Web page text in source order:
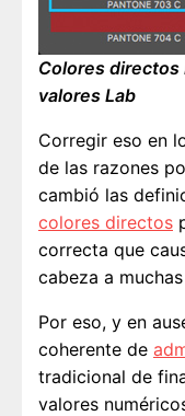
Colores
valores Lab
Corregir eso en
de las razones
cambió las
colores directos
correcta que
cabeza a
Por eso, y en
coherente de
tradicional de
valores